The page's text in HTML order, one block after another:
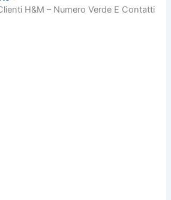
H&M – Numero Verde E Contatti